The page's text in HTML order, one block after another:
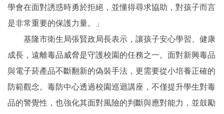
學會在面對誘惑時勇於拒絕，並懂得尋求協助，對孩子而言
是非常重要的保護力量。」
基隆市衛生局張賢政局長表示，讓孩子安心學習、健康
成長，遠離毒品威脅是守護校園的任務之一。面對新興毒品
與電子菸產品不斷翻新的偽裝手法，更需要從小培養正確的
防範觀念。毒防中心透過校園巡迴講座，不僅提升學生對毒
品的警覺性，也強化其面對風險的判斷與應對能力，並鼓勵